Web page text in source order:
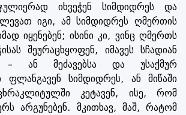
იხვეჭენ სიმდიდრეს და
იგი, ამ სიმდიდრეს ღმერთის
იყენებენ; ისინი კი, ვინც ღმერთს
შეურაცხყოფენ, იმავეს სჩადიან
– ან მეძავებსა და უსაქმურ
ფლანგავენ სიმდიდრეს, ან მიწაში
კეტავენ, ისე, რომ
არგუნებენ. მკითხავ, მაშ, რატომ